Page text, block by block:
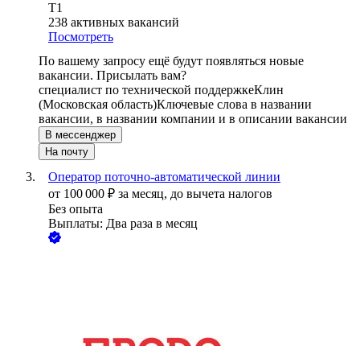
Т1
238 активных вакансий
Посмотреть
По вашему запросу ещё будут появляться новые
вакансии. Присылать вам?
специалист по технической поддержкеКлин
(Московская область)Ключевые слова в названии
вакансии, в названии компании и в описании вакансии
В мессенджер
На почту
Оператор поточно-автоматической линии
от 100 000 ₽ за месяц, до вычета налогов
Без опыта
Выплаты: Два раза в месяц